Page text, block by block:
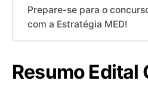
Prepare-se para o
com a Estratégia MED!
Resumo Edital